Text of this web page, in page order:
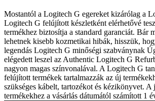
Mostantól a Logitech G egereket kizárólag a
Logitech G felújított készletként elérhetővé
termékhez biztosítja a standard garanciát. Bár
lehetnek kisebb kozmetikai hibák, hisszük,
legendás Logitech G minőségi szabványnak
elégedett leszel az Authentic Logitech G
nagyon magas színvonalával. A Logitech G
felújított termékek tartalmazzák az új
szükséges kábelt, tartozékot és kézikönyvet. A
termékekhez a vásárlás dátumától számított 1